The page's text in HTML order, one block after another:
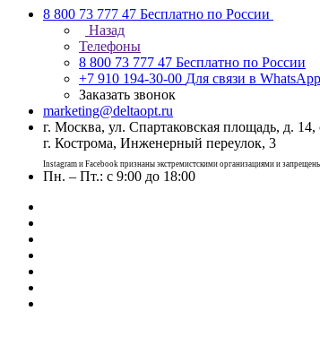
8 800 73 777 47 Бесплатно по России
Назад
Телефоны
8 800 73 777 47 Бесплатно по России
+7 910 194-30-00 Для связи в WhatsApp
Заказать звонок
marketing@deltaopt.ru
г. Москва, ул. Спартаковская площадь, д. 14,
г. Кострома, Инженерный переулок, 3
Instagram и Facebook признаны экстремистскими организациями и
Пн. – Пт.: с 9:00 до 18:00